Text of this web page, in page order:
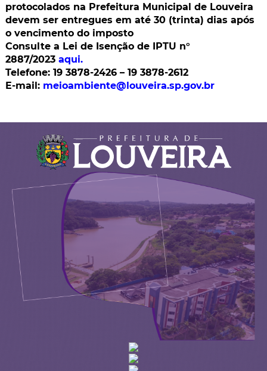
protocolados na Prefeitura Municipal de Louveira
devem ser entregues em até 30 (trinta) dias após
o vencimento do imposto
Consulte a Lei de Isenção de IPTU n°
2887/2023 aqui.
Telefone: 19 3878-2426 – 19 3878-2612
E-mail: meioambiente@louveira.sp.gov.br